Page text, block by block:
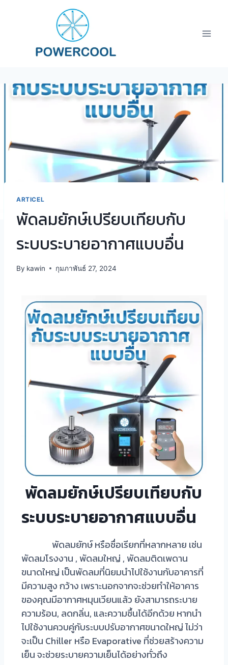
ARTICEL
พัดลมยักษ์เปรียบเทียบกับ
ระบบระบายอากาศแบบอื่น
By kawin กุมภาพันธ์ 27, 2024
พัดลมยักษ์เปรียบเทียบกับ
ระบบระบายอากาศแบบอื่น
พัดลมยักษ์หรือชื่อเรียกที่หลากหลาย เช่น
พัดลมโรงงาน , พัดลมใหญ่ , พัดลมติดเพดาน
ขนาดใหญ่ เป็นพัดลมที่นิยมนำไปใช้งานกับอาคารที่
มีความสูง กว้าง เพราะนอกจากจะช่วยทำให้อาคาร
ของคุณมีอากาศหมุนเวียนแล้ว ยังสามารถระบาย
ความร้อน, ลดกลิ่น, และความชื้นได้อีกด้วย หากนำ
ไปใช้งานควบคู่กับระบบปรับอากาศขนาดใหญ่ ไม่ว่า
จะเป็น Chiller หรือ Evaporative ที่ช่วยสร้างความ
เย็น จะช่วยระบายความเย็นได้อย่างทั่วถึง